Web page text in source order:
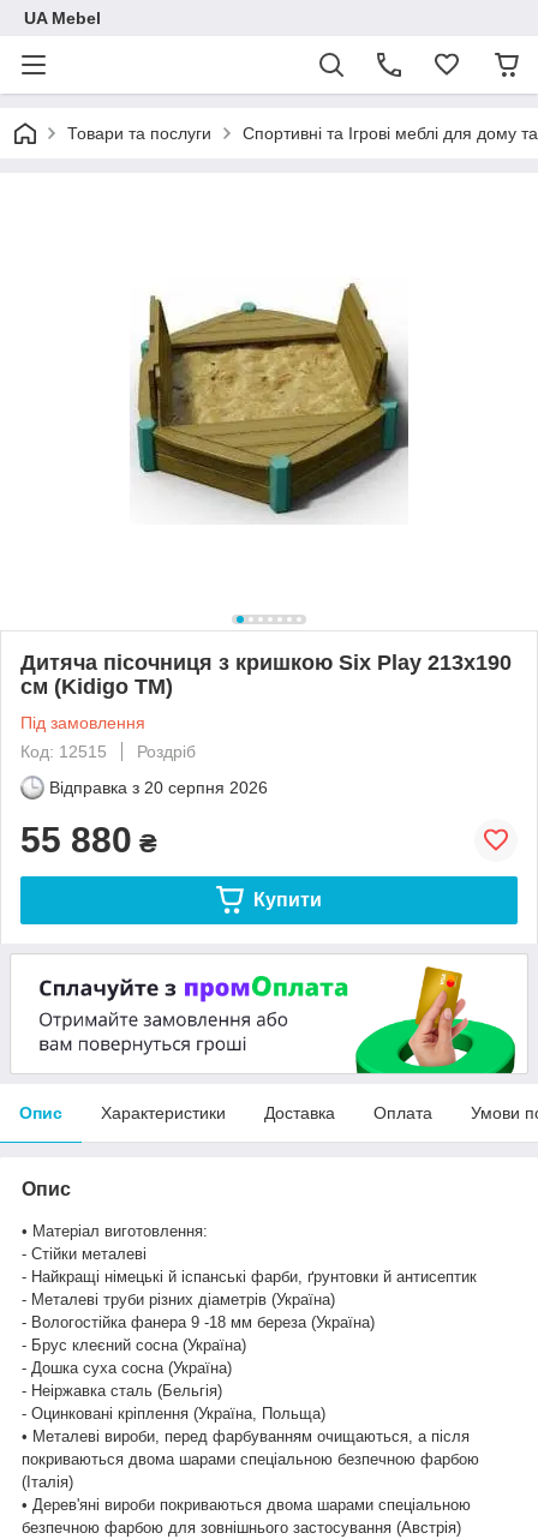
UA Mebel
Товари та послуги Спортивні та Ігрові меблі для дому
Дитяча пісочниця з кришкою Six Play 213х190
см (Kidigo ТМ)
Під замовлення
Код: 12515
Роздріб
Відправка з 20 серпня 2026
55 880 ₴
Купити
Опис Характеристики Доставка Оплата Умови
Опис
• Матеріал виготовлення:
- Стійки металеві
- Найкращі німецькі й іспанські фарби, ґрунтовки й антисептик
- Металеві труби різних діаметрів (Україна)
- Вологостійка фанера 9 -18 мм береза (Україна)
- Брус клеєний сосна (Україна)
- Дошка суха сосна (Україна)
- Неіржавка сталь (Бельгія)
- Оцинковані кріплення (Україна, Польща)
• Металеві вироби, перед фарбуванням очищаються, а після
покриваються двома шарами спеціальною безпечною фарбою
(Італія)
• Дерев'яні вироби покриваються двома шарами спеціальною
безпечною фарбою для зовнішнього застосування (Австрія)